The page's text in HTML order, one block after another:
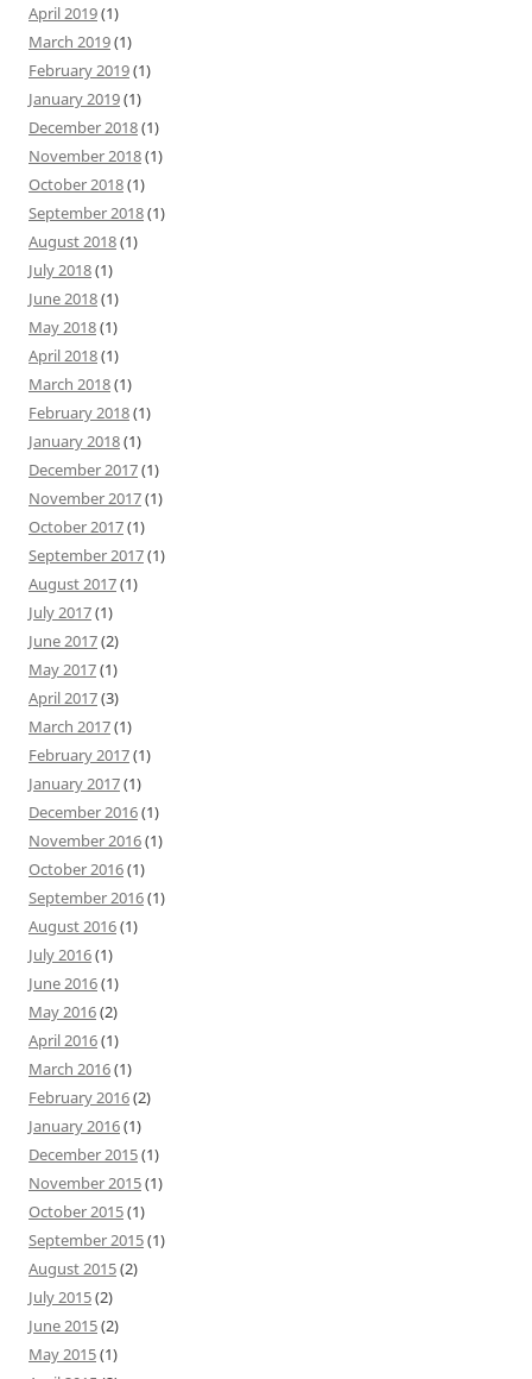
April 2019(1)
March 2019(1)
February 2019(1)
January 2019(1)
December 2018(1)
November 2018(1)
October 2018(1)
September 2018(1)
August 2018(1)
July 2018(1)
June 2018(1)
May 2018(1)
April 2018(1)
March 2018(1)
February 2018(1)
January 2018(1)
December 2017(1)
November 2017(1)
October 2017(1)
September 2017(1)
August 2017(1)
July 2017(1)
June 2017(2)
May 2017(1)
April 2017(3)
March 2017(1)
February 2017(1)
January 2017(1)
December 2016(1)
November 2016(1)
October 2016(1)
September 2016(1)
August 2016(1)
July 2016(1)
June 2016(1)
May 2016(2)
April 2016(1)
March 2016(1)
February 2016(2)
January 2016(1)
December 2015(1)
November 2015(1)
October 2015(1)
September 2015(1)
August 2015(2)
July 2015(2)
June 2015(2)
May 2015(1)